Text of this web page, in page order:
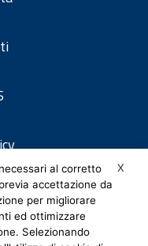
X
al corretto
accettazione da
per migliorare
ed ottimizzare
Selezionando